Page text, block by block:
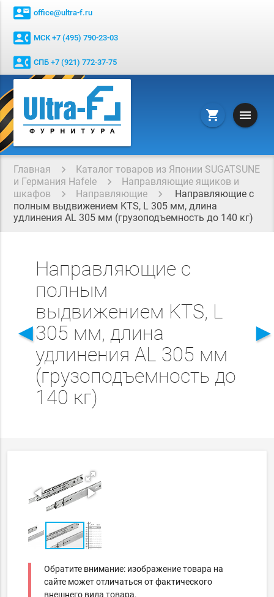
contact_mail office@ultra-f.ru
contact_phone МСК +7 (495) 790-23-03
contact_phone СПБ +7 (921) 772-37-75
shopping_cart menu
Главная
Каталог товаров из Японии SUGATSUNE
и Германия Hafele
Направляющие ящиков и
шкафов
Направляющие
Направляющие с
полным выдвижением KTS, L 305 мм, длина
удлинения AL 305 мм (грузоподъемность до 140 кг)
◄
Направляющие с
полным
выдвижением KTS, L
305 мм, длина
удлинения AL 305 мм
(грузоподъемность до
140 кг)
Обратите внимание: изображение товара на
сайте может отличаться от фактического
внешнего вида товара.